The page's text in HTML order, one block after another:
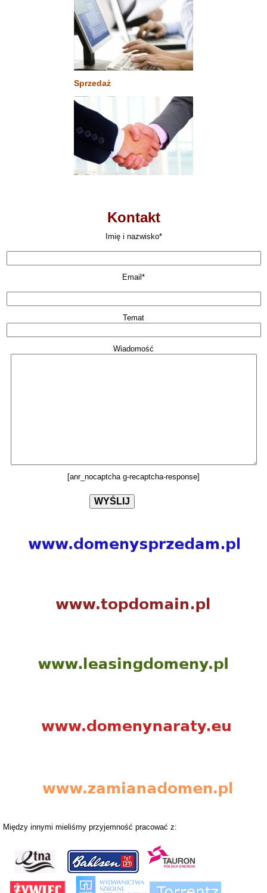
Sprzedaż
Kontakt
Imię i nazwisko*
Email*
Temat
Wiadomość
[anr_nocaptcha g-recaptcha-response]
Między innymi mieliśmy przyjemność pracować z: